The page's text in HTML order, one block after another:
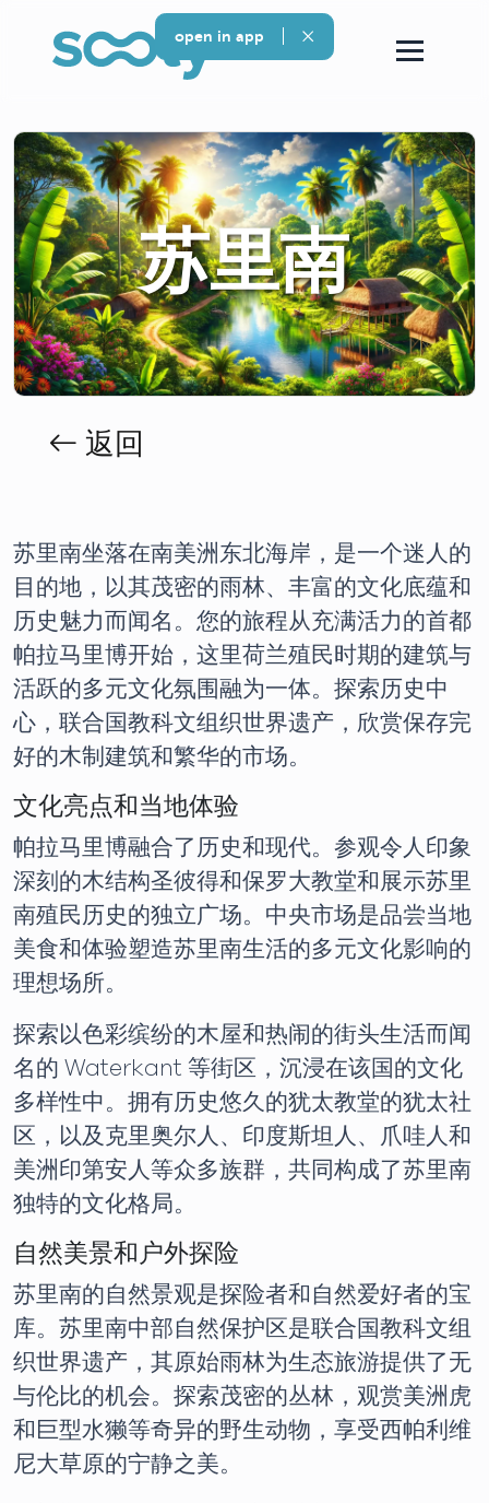
苏里南
返回
苏里南坐落在南美洲东北海岸，是一个迷人的
目的地，以其茂密的雨林、丰富的文化底蕴和
历史魅力而闻名。您的旅程从充满活力的首都
帕拉马里博开始，这里荷兰殖民时期的建筑与
活跃的多元文化氛围融为一体。探索历史中
心，联合国教科文组织世界遗产，欣赏保存完
好的木制建筑和繁华的市场。
文化亮点和当地体验
帕拉马里博融合了历史和现代。参观令人印象
深刻的木结构圣彼得和保罗大教堂和展示苏里
南殖民历史的独立广场。中央市场是品尝当地
美食和体验塑造苏里南生活的多元文化影响的
理想场所。
探索以色彩缤纷的木屋和热闹的街头生活而闻
名的 Waterkant 等街区，沉浸在该国的文化
多样性中。拥有历史悠久的犹太教堂的犹太社
区，以及克里奥尔人、印度斯坦人、爪哇人和
美洲印第安人等众多族群，共同构成了苏里南
独特的文化格局。
自然美景和户外探险
苏里南的自然景观是探险者和自然爱好者的宝
库。苏里南中部自然保护区是联合国教科文组
织世界遗产，其原始雨林为生态旅游提供了无
与伦比的机会。探索茂密的丛林，观赏美洲虎
和巨型水獭等奇异的野生动物，享受西帕利维
尼大草原的宁静之美。
open in app